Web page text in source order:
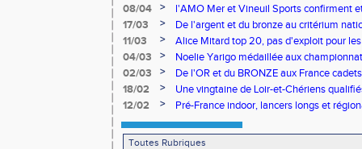
08/04
>
l'AMO Mer et Vineuil Sports confirment
benjamins
17/03 >
De l'argent et du bronze au critérium
11/03
>
Alice Mitard top 20, pas d'exploit pour
04/03
>
Noelie Yarigo médaillée aux
02/03
>
De l'OR et du BRONZE aux France
18/02
>
Une vingtaine de Loir-et-Chériens
12/02
> Pré-France indoor, lancers longs et